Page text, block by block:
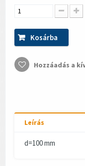
Kosárba
Hozzáadás a
Leírás
d=100 mm